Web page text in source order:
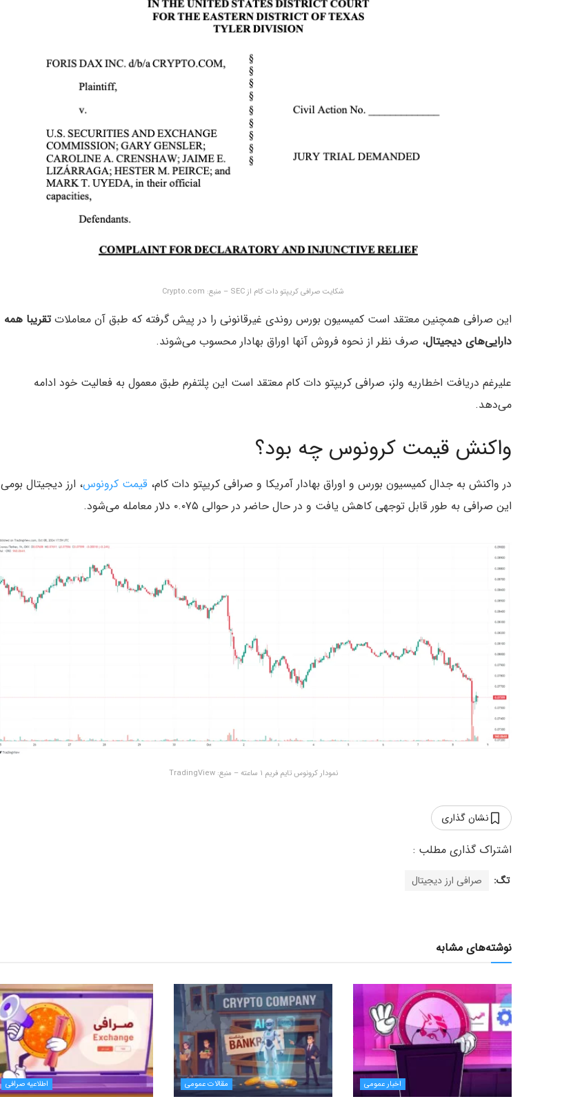
شکایت صرافی کریپتو دات کام از SEC – منبع: Crypto.com
این صرافی همچنین معتقد است کمیسیون بورس روندی غیرقانونی را در پیش گرفته که طبق آن معاملاتتقریبا همه
دارایی‌های دیجیتال، صرف نظر از نحوه فروش آنها اوراق بهادار محسوب می‌شوند.
علیرغم دریافت اخطاریه ولز، صرافی کریپتو دات کام معتقد است این پلتفرم طبق معمول به فعالیت خود ادامه
می‌دهد.
واکنش قیمت کرونوس چه بود؟
در واکنش به جدال کمیسیون بورس و اوراق بهادار آمریکا و صرافی کریپتو دات کام، قیمت کرونوس، ارز دیجیتال بومی
این صرافی به طور قابل توجهی کاهش یافت و در حال حاضر در حوالی ۰.۰۷۵ دلار معامله می‌شود.
نمودار کرونوس تایم فریم ۱ ساعته – منبع: TradingView
نشان گذاری
تگ: صرافی ارز دیجیتال
نوشته‌های مشابه
اخبار عمومی مقالات عمومی اطلاعیه صرافی